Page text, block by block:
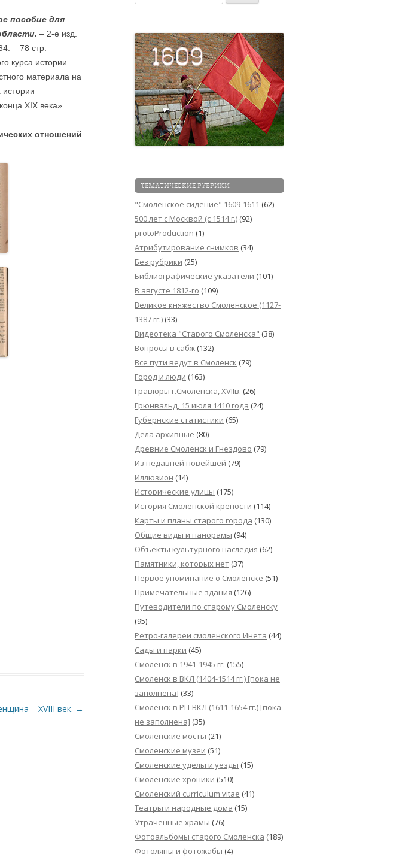
пособие для
– 2-е изд.
– 78 стр.
курса истории
материала на
XIX века».
отношений
– XVIII век. →
ТЕМАТИЧЕСКИЕ РУБРИКИ
"Смоленское сидение" 1609-1611 (62)
500 лет с Москвой (c 1514 г.) (92)
protoProduction (1)
Атрибутирование снимков (34)
Без рубрики (25)
Библиографические указатели (101)
В августе 1812-го (109)
Великое княжество Смоленское (1127-
1387 гг.) (33)
Видеотека "Cтарого Смоленска" (38)
Вопросы в сабж (132)
Все пути ведут в Смоленск (79)
Город и люди (163)
Гравюры г.Смоленска, XVIIв. (26)
Грюнвальд, 15 июля 1410 года (24)
Губернские статистики (65)
Дела архивные (80)
Древние Смоленск и Гнездово (79)
Из недавней новейшей (79)
Иллюзион (14)
Исторические улицы (175)
История Смоленской крепости (114)
Карты и планы старого города (130)
Общие виды и панорамы (94)
Объекты культурного наследия (62)
Памятники, которых нет (37)
Первое упоминание о Смоленске (51)
Примечательные здания (126)
Путеводители по старому Смоленску
(95)
Ретро-галереи смоленского Инета (44)
Сады и парки (45)
Смоленск в 1941-1945 гг. (155)
Смоленск в ВКЛ (1404-1514 гг.) [пока не
заполнена] (33)
Смоленск в РП-ВКЛ (1611-1654 гг.) [пока
не заполнена] (35)
Смоленские мосты (21)
Смоленские музеи (51)
Смоленские уделы и уезды (15)
Смоленские хроники (510)
Смоленский сurriculum vitae (41)
Театры и народные дома (15)
Утраченные храмы (76)
Фотоальбомы старого Смоленска (189)
Фотоляпы и фотожабы (4)